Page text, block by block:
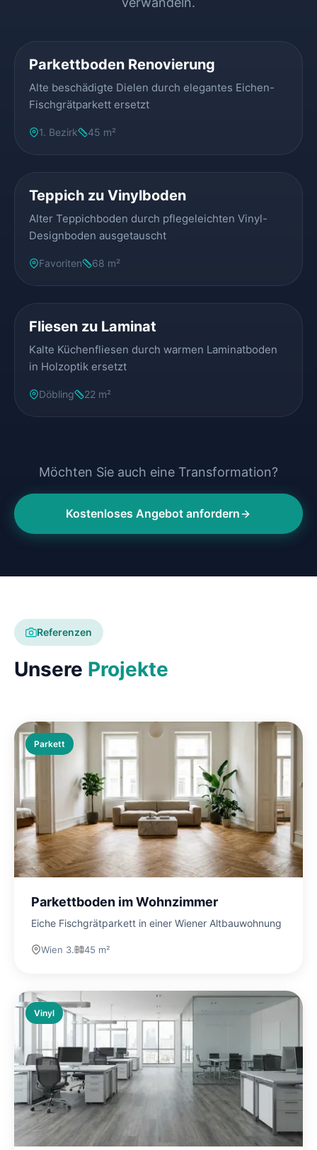
Parkettboden Renovierung
Alte beschädigte Dielen durch elegantes Eichen-
Fischgrätparkett ersetzt
1. Bezirk 45 m²
Teppich zu Vinylboden
Alter Teppichboden durch pflegeleichten Vinyl-
Designboden ausgetauscht
Favoriten 68 m²
Fliesen zu Laminat
Kalte Küchenfliesen durch warmen Laminatboden
in Holzoptik ersetzt
Döbling 22 m²
Möchten Sie auch eine Transformation?
Kostenloses Angebot anfordern
Referenzen
Unsere Projekte
Parkett
Parkettboden im Wohnzimmer
Eiche Fischgrätparkett in einer Wiener Altbauwohnung
Wien 3. 45 m²
Vinyl